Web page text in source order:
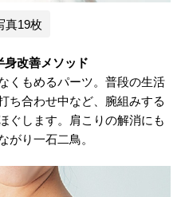
真19枚
身改善メソッド
くもめるパーツ。普段の生活
ち合わせ中など、腕組みする
ぐします。肩こりの解消にも
がり一石二鳥。